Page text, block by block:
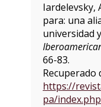
Iardelevsky,
para: una
universidad
66-83.
Recuperado
https://
pa/